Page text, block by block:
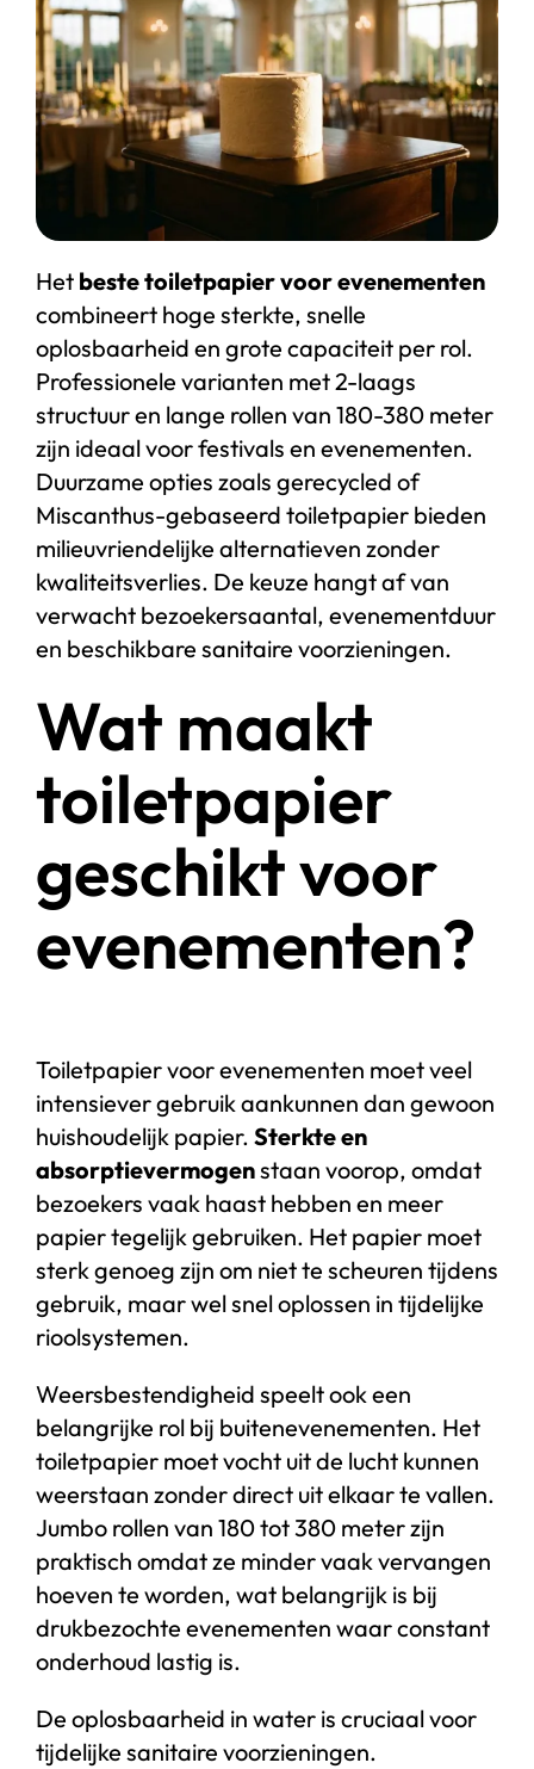
Start chat
Webshop
Het beste toiletpapier voor evenementen
combineert hoge sterkte, snelle
oplosbaarheid en grote capaciteit per rol.
Professionele varianten met 2-laags
structuur en lange rollen van 180-380 meter
zijn ideaal voor festivals en evenementen.
Duurzame opties zoals gerecycled of
Miscanthus-gebaseerd toiletpapier bieden
milieuvriendelijke alternatieven zonder
kwaliteitsverlies. De keuze hangt af van
verwacht bezoekersaantal, evenementduur
en beschikbare sanitaire voorzieningen.
Wat maakt
toiletpapier
geschikt voor
evenementen?
Toiletpapier voor evenementen moet veel
intensiever gebruik aankunnen dan gewoon
huishoudelijk papier. Sterkte en
absorptievermogenstaan voorop, omdat
bezoekers vaak haast hebben en meer
papier tegelijk gebruiken. Het papier moet
sterk genoeg zijn om niet te scheuren tijdens
gebruik, maar wel snel oplossen in tijdelijke
rioolsystemen.
Weersbestendigheid speelt ook een
belangrijke rol bij buitenevenementen. Het
toiletpapier moet vocht uit de lucht kunnen
weerstaan zonder direct uit elkaar te vallen.
Jumbo rollen van 180 tot 380 meter zijn
praktisch omdat ze minder vaak vervangen
hoeven te worden, wat belangrijk is bij
drukbezochte evenementen waar constant
onderhoud lastig is.
De oplosbaarheid in water is cruciaal voor
tijdelijke sanitaire voorzieningen.